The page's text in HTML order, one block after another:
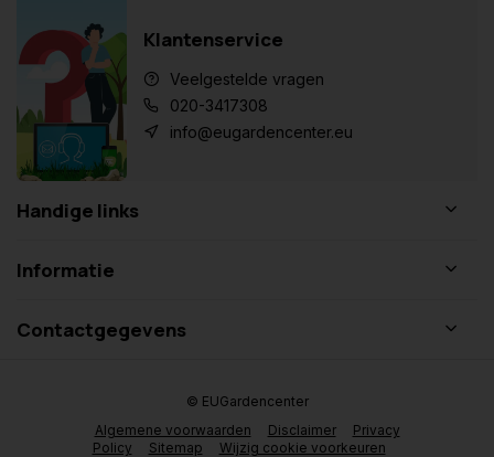
Klantenservice
Veelgestelde vragen
020-3417308
info@eugardencenter.eu
Handige links
Informatie
Contactgegevens
Algemene voorwaarden Disclaimer
Privacy
Policy
Sitemap Wijzig cookie voorkeuren
© EUGardencenter